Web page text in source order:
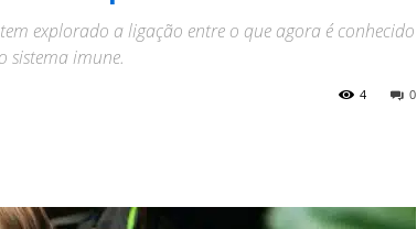
explorado a ligação entre o que agora é conhecido
sistema imune.
0
4